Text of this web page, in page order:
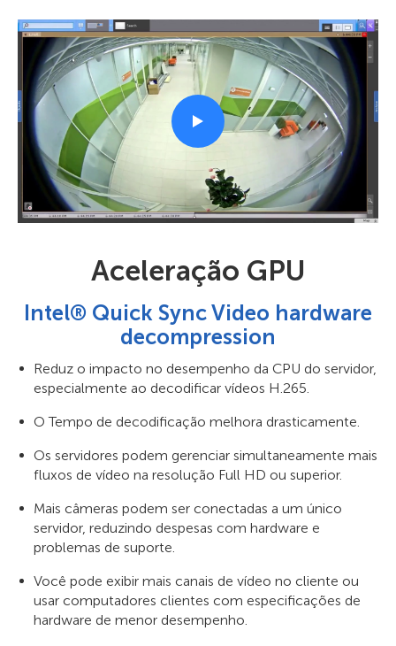
Aceleração GPU
Intel® Quick Sync Video hardware
decompression
Reduz o impacto no desempenho da CPU do servidor,
especialmente ao decodificar vídeos H.265.
O Tempo de decodificação melhora drasticamente.
Os servidores podem gerenciar simultaneamente mais
fluxos de vídeo na resolução Full HD ou superior.
Mais câmeras podem ser conectadas a um único
servidor, reduzindo despesas com hardware e
problemas de suporte.
Você pode exibir mais canais de vídeo no cliente ou
usar computadores clientes com especificações de
hardware de menor desempenho.